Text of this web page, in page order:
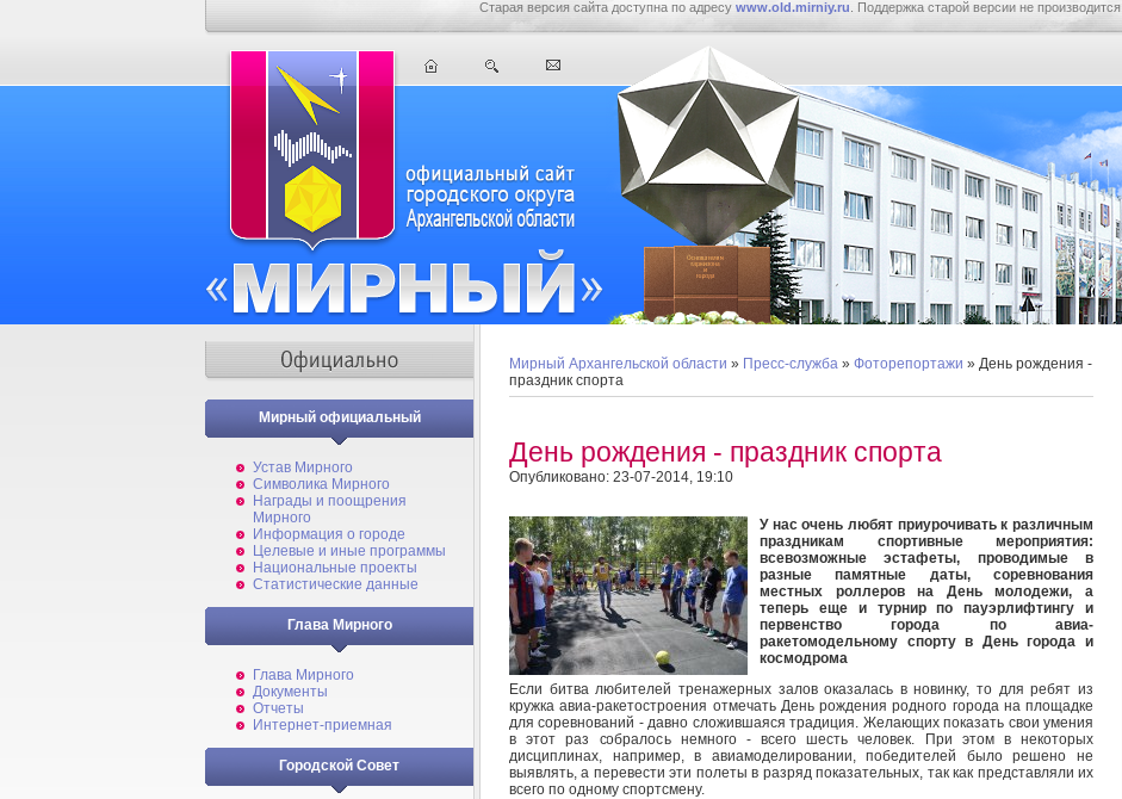
Старая версия сайта доступна по адресу www.old.mirniy.ru . Поддержка старой версии не производится.
Мирный официальный
Устав Мирного
Символика Мирного
Награды и поощрения
Мирного
Информация о городе
Целевые и иные программы
Национальные проекты
Статистические данные
Глава Мирного
Глава Мирного
Документы
Отчеты
Интернет-приемная
Городской Совет
Мирный Архангельской области » Пресс-служба » Фоторепортажи » День рождения -
праздник спорта
День рождения - праздник спорта
Опубликовано: 23-07-2014, 19:10
У нас очень любят приурочивать к различным
праздникам спортивные мероприятия:
всевозможные эстафеты, проводимые в
разные памятные даты, соревнования
местных роллеров на День молодежи, а
теперь еще и турнир по пауэрлифтингу и
первенство города по авиа-
ракетомодельному спорту в День города и
космодрома
Если битва любителей тренажерных залов оказалась в новинку, то для ребят из
кружка авиа-ракетостроения отмечать День рождения родного города на площадке
для соревнований - давно сложившаяся традиция. Желающих показать свои умения
в этот раз собралось немного - всего шесть человек. При этом в некоторых
дисциплинах, например, в авиамоделировании, победителей было решено не
выявлять, а перевести эти полеты в разряд показательных, так как представляли их
всего по одному спортсмену.